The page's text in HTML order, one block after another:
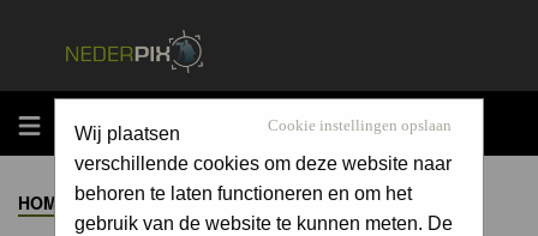
MENU Cookie instellingen opslaan
Wij plaatsen
verschillende cookies om deze website naar
behoren te laten functioneren en om het
gebruik van de website te kunnen meten. De
HOME >ALBUM >